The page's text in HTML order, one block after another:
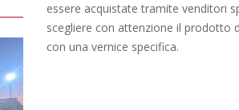
essere acquistate tramite venditori
scegliere con attenzione il prodotto
con una vernice specifica.